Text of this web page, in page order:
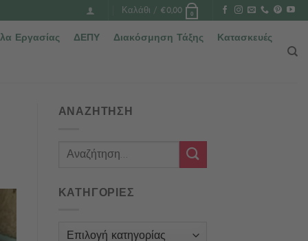
Καλάθι / €0,00 0
Εργασίας ΔΕΠΥ Διακόσμηση Τάξης Κατασκευές
ΑΝΑΖΗΤΗΣΗ
ΚΑΤΗΓΟΡΙΕΣ
Κατηγορίες